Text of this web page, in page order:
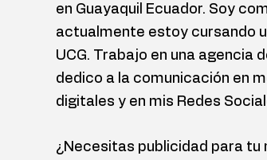
en Guayaquil Ecuador. Soy
actualmente estoy cursando
UCG. Trabajo en una agencia
dedico a la comunicación en
digitales y en mis Redes
¿Necesitas publicidad para tu